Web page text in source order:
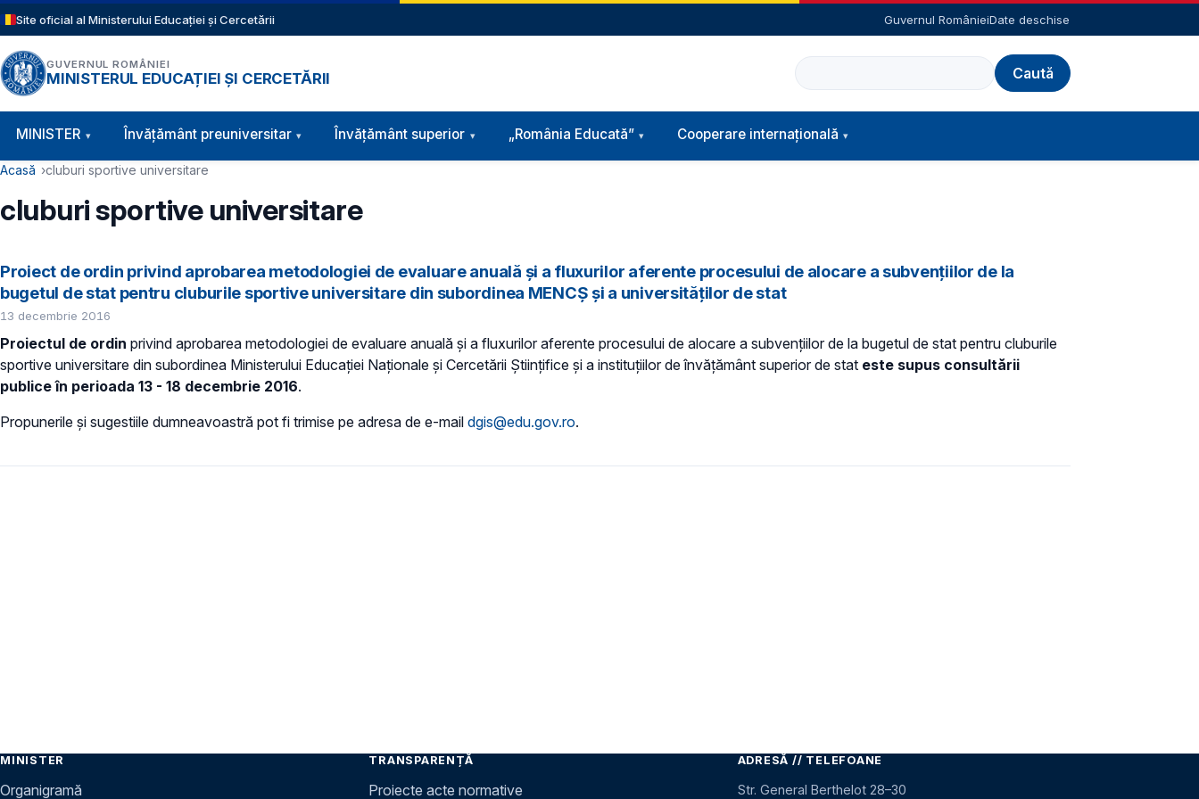
Sari la conținutul principal
Site oficial al Ministerului Educației și Cercetării Guvernul RomânieiDate deschise
GUVERNUL ROMÂNIEI
MINISTERUL EDUCAȚIEI ȘI CERCETĂRII
Caută
Navigație principală
MINISTER Învăţământ preuniversitar Învățământ superior „România Educată” Cooperare internațională
Cale de navigare
Acasă cluburi sportive universitare
cluburi sportive universitare
Proiect de ordin privind aprobarea metodologiei de evaluare anuală și a fluxurilor aferente procesului de alocare a subvențiilor de la
bugetul de stat pentru cluburile sportive universitare din subordinea MENCȘ și a universităților de stat
13 decembrie 2016
Proiectul de ordin privind aprobarea metodologiei de evaluare anuală și a fluxurilor aferente procesului de alocare a subvențiilor de la bugetul de stat pentru cluburile
sportive universitare din subordinea Ministerului Educației Naționale și Cercetării Științifice și a instituțiilor de învățământ superior de stat este supus consultării
publice în perioada 13 - 18 decembrie 2016.
Propunerile și sugestiile dumneavoastră pot fi trimise pe adresa de e-mail dgis@edu.gov.ro.
MINISTER
Organigramă
TRANSPARENȚĂ
Proiecte acte normative
ADRESĂ // TELEFOANE
Str. General Berthelot 28–30